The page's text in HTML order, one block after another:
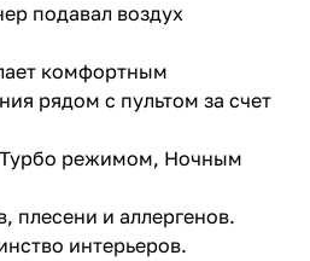
подавал воздух
комфортным
рядом с пультом за счет
Турбо режимом, Ночным
плесени и аллергенов.
интерьеров.